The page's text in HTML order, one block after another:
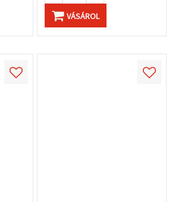
VÁSÁROL